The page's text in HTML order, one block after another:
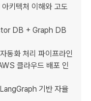
키텍처 이해와 고도
DB + Graph DB
동화 처리 파이프라인
클라우드 배포 인
기반 자율